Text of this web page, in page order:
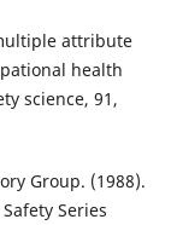
attribute
health
science, 91,
Group. (1988).
Series